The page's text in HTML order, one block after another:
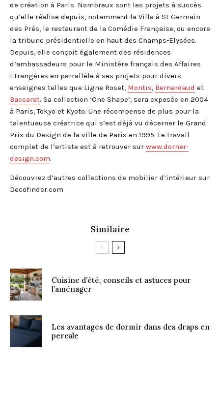
de création à Paris. Nombreux sont les projets à succès
qu’elle réalise depuis, notamment la Villa à St Germain
des Prés, le restaurant de la Comédie Française, ou encore
la tribune présidentielle en haut des Champs-Elysées.
Depuis, elle conçoit également des résidences
d’ambassadeurs pour le Ministère français des Affaires
Etrangères en parrallèle à ses projets pour divers
enseignes telles que Ligne Roset, Montis, Bernardaud et
Baccarat. Sa collection ‘One Shape’, sera exposée en 2004
à Paris, Tokyo et Kyoto. Une récompense de plus pour la
talentueuse créatrice qui s’est déjà vu décerner le Grand
Prix du Design de la ville de Paris en 1995. Le travail
complet de l’artiste est à retrouver sur www.dorner-
design.com.
Découvrez d’autres collections de mobilier d’intérieur sur
Decofinder.com
Similaire
Cuisine d’été, conseils et astuces pour
l’aménager
Les avantages de dormir dans des draps en
percale